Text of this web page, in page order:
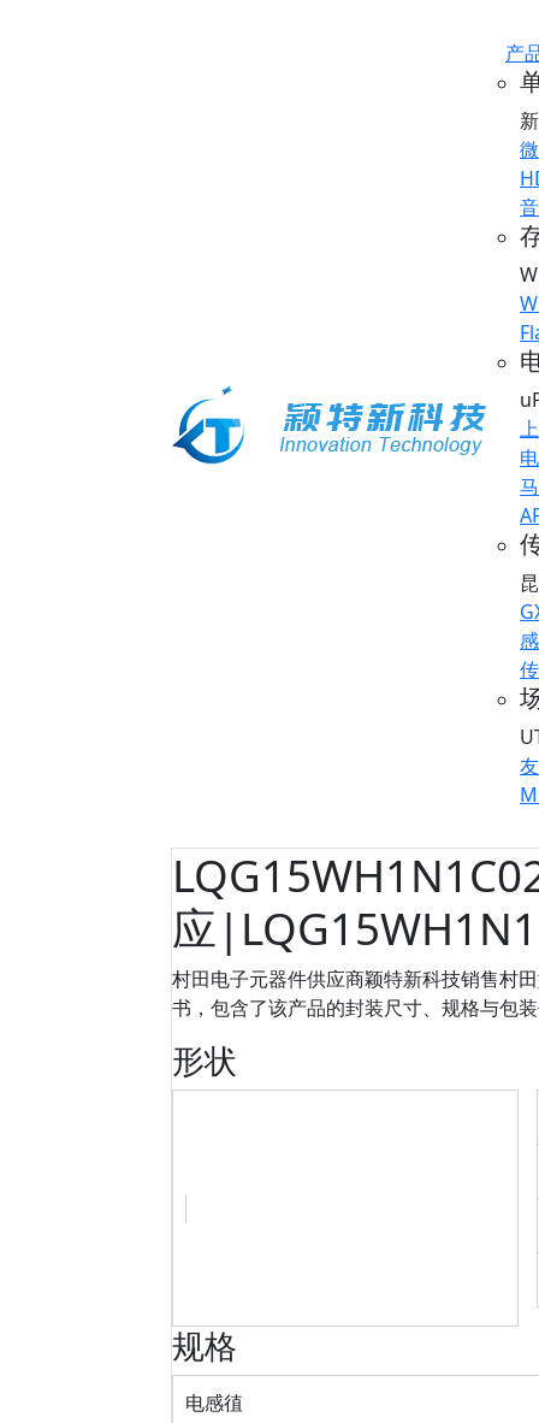
产
应
村田电子元器件供应商颖特新科技销售村
书，包含了该产品的封装尺寸、规格与包
形状
规格
电感徝